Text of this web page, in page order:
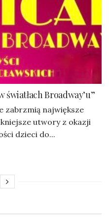
światłach Broadway’u”
zabrzmią największe
utwory z okazji
dzieci do...